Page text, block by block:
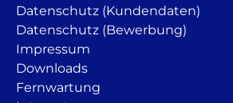
Datenschutz (Kundendaten)
Datenschutz (Bewerbung)
Impressum
Downloads
Fernwartung